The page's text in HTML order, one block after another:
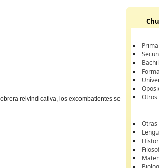
reivindicativa, los excombatientes se
Otros